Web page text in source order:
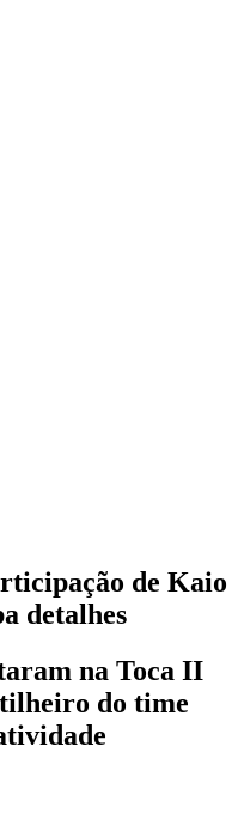
de Kaio
detalhes
na Toca II
do time